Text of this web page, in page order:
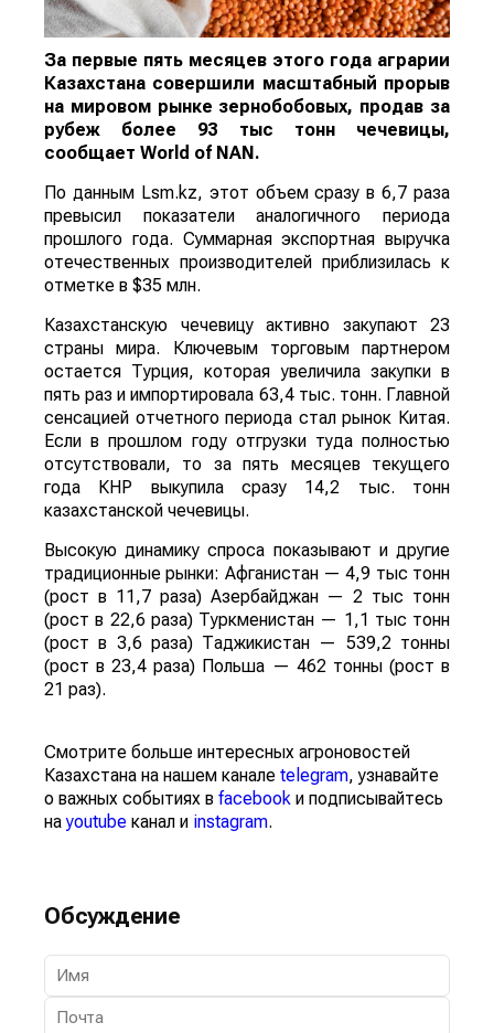
За первые пять месяцев этого года аграрии
Казахстана совершили масштабный прорыв
на мировом рынке зернобобовых, продав за
рубеж более 93 тыс тонн чечевицы,
сообщает World of NAN .
По данным Lsm.kz, этот объем сразу в 6,7 раза
превысил показатели аналогичного периода
прошлого года. Суммарная экспортная выручка
отечественных производителей приблизилась к
отметке в $35 млн.
Казахстанскую чечевицу активно закупают 23
страны мира. Ключевым торговым партнером
остается Турция, которая увеличила закупки в
пять раз и импортировала 63,4 тыс. тонн. Главной
сенсацией отчетного периода стал рынок Китая.
Если в прошлом году отгрузки туда полностью
отсутствовали, то за пять месяцев текущего
года КНР выкупила сразу 14,2 тыс. тонн
казахстанской чечевицы.
Высокую динамику спроса показывают и другие
традиционные рынки: Афганистан — 4,9 тыс тонн
(рост в 11,7 раза) Азербайджан — 2 тыс тонн
(рост в 22,6 раза) Туркменистан — 1,1 тыс тонн
(рост в 3,6 раза) Таджикистан — 539,2 тонны
(рост в 23,4 раза) Польша — 462 тонны (рост в
21 раз).
Смотрите больше интересных агроновостей
Казахстана на нашем канале telegram, узнавайте
о важных событиях в facebook и подписывайтесь
наyoutube канал и instagram.
Обсуждение